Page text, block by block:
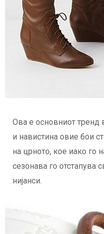
Ова е основниот тренд
и навистина овие бои
на црното, кое иако го
сезонава го отстапува
нијанси.